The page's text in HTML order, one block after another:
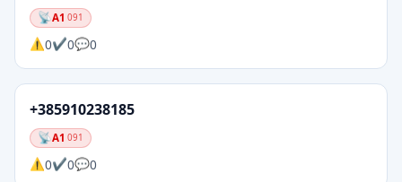
A1 091
0 0 0
+385910238185
A1 091
0 0 0